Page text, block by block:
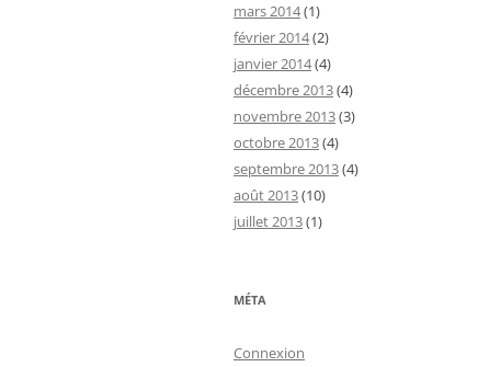
mars 2014(1)
février 2014(2)
janvier 2014(4)
décembre 2013(4)
novembre 2013(3)
octobre 2013(4)
septembre 2013(4)
août 2013(10)
juillet 2013(1)
MÉTA
Connexion